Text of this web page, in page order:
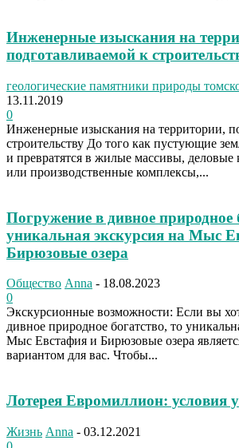
Инженерные изыскания на
подготавливаемой к
геологические памятники природы
13.11.2019
0
Инженерные изыскания на территории,
строительству До того как пустующие
и превратятся в жилые массивы, деловые
или производственные комплексы,...
Погружение в дивное природное
уникальная экскурсия на Мыс
Бирюзовые озера
Общество Anna - 18.08.2023
0
Экскурсионные возможности: Если вы
дивное природное богатство, то
Мыс Евстафия и Бирюзовые озера
вариантом для вас. Чтобы...
Лотерея Евромиллион: условия
Жизнь Anna - 03.12.2021